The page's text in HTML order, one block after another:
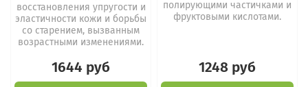
восстановления упругости и
эластичности кожи и борьбы
со старением, вызванным
возрастными изменениями.
1644 руб
полирующими частичками и
фруктовыми кислотами.
1248 руб